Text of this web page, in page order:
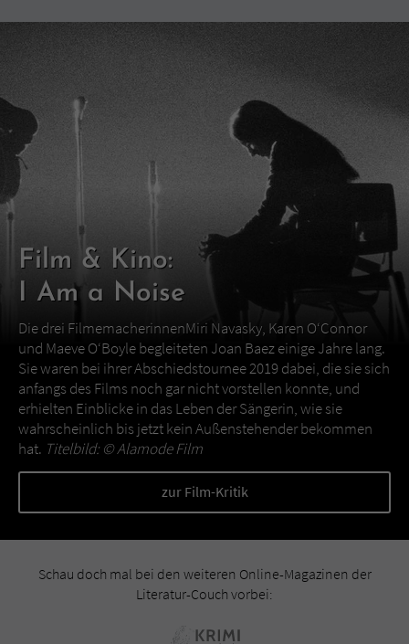
Film & Kino:
I Am a Noise
Die drei FilmemacherinnenMiri Navasky, Karen O‘Connor
und Maeve O‘Boyle begleiteten Joan Baez einige Jahre lang.
Sie waren bei ihrer Abschiedstournee 2019 dabei, die sie sich
anfangs des Films noch gar nicht vorstellen konnte, und
erhielten Einblicke in das Leben der Sängerin, wie sie
wahrscheinlich bis jetzt kein Außenstehender bekommen
hat. Titelbild: ©Alamode Film
zur Film-Kritik
Schau doch mal bei den weiteren Online-Magazinen der
Literatur-Couch vorbei: